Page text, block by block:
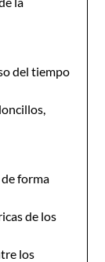
del tiempo
de forma
de los
los